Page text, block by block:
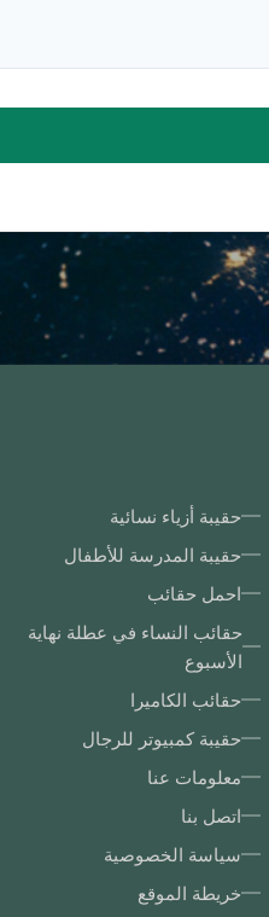
حقيبة أزياء نسائية
حقيبة المدرسة للأطفال
احمل حقائب
حقائب النساء في عطلة نهاية
الأسبوع
حقائب الكاميرا
حقيبة كمبيوتر للرجال
معلومات عنا
اتصل بنا
سياسة الخصوصية
خريطة الموقع